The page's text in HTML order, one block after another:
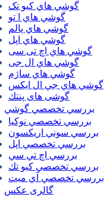
گوشي هاي کیو تک
گوشي هاي ا تو
گوشي هاي پالم
گوشي هاي اپل
گوشي هاي اچ تی سی
گوشي هاي ال جی
گوشي هاي ساژم
گوشي هاي جي ال ايكس
گوشی های پنتك
بررسي تخصصي گوشي
بررسي تخصصي نوكيا
بررسي سوني اريكسون
بررسي تخصصي اپل
بررسي اچ تي سي
بررسي تخصصي كيو تك
بررسي تخصصي آي ميت
گالری عکس